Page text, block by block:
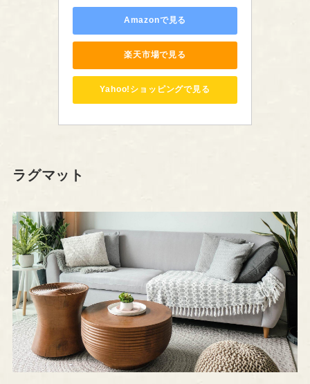
Amazonで見る
楽天市場で見る
Yahoo!ショッピングで見る
ラグマット